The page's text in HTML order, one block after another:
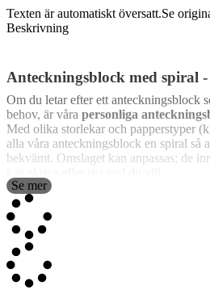
Texten är automatiskt översatt.Se
Beskrivning
Anteckningsblock med spiral
Om du letar efter ett anteckningsblock
behov, är våra personliga
Med olika storlekar och papperstyper
alla våra anteckningsblock en spiral så
bekvämt. Omslaget kan anpassas; de
Våra anteckningsblock är idealiska för
skolmaterial
med som
evenemangets logotyp och namn på
originell present till ett speciellt tillfälle?
anteckningsblock med varje persons
blir den mest speciella av alla.
Se mer